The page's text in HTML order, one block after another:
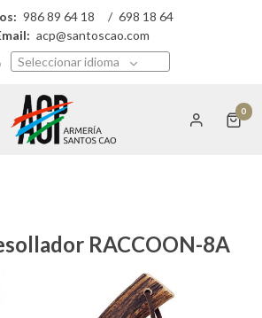
986 89 64 18 / 698 18 64
acp@santoscao.com
Seleccionar idioma
0
RACCOON-8A